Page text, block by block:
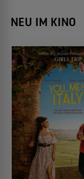
NEU IM KINO